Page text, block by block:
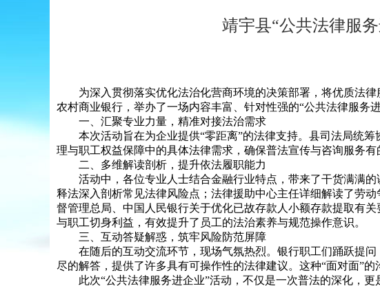
靖宇县“公共法律服
为深入贯彻落实优化法治化营商环境的决策部署，将优质法律
农村商业银行，举办了一场内容丰富、针对性强的“公共法律服务进
一、汇聚专业力量，精准对接法治需求
本次活动旨在为企业提供“零距离”的法律支持。县司法局统筹
理与职工权益保障中的具体法律需求，确保普法宣传与咨询服务
二、多维解读剖析，提升依法履职能力
活动中，各位专业人士结合金融行业特点，带来了干货满满的
释法深入剖析常见法律风险点；法律援助中心主任详细解读了劳
督管理总局、中国人民银行关于优化已故存款人小额存款提取有
与职工切身利益，有效提升了员工的法治素养与规范操作意识。
三、互动答疑解惑，筑牢风险防范屏障
在随后的互动交流环节，现场气氛热烈。银行职工们踊跃提问
尽的解答，提供了许多具有可操作性的法律建议。这种“面对面”
此次“公共法律服务进企业”活动，不仅是一次普法的深化，更